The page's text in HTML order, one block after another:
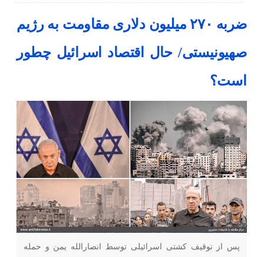
ضربه ۲۷۰ میلیون دلاری مقاومت به رژیم
صهیونیستی/ حال اقتصاد اسرائیل چطور
است؟
پس از توقیف کشتی اسرائیلی توسط انصارالله یمن و حمله